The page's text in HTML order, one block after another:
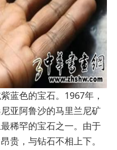
色的宝石。1967年，
亚阿鲁沙的马里兰尼矿
稀罕的宝石之一。由于
贵，与钻石不相上下。